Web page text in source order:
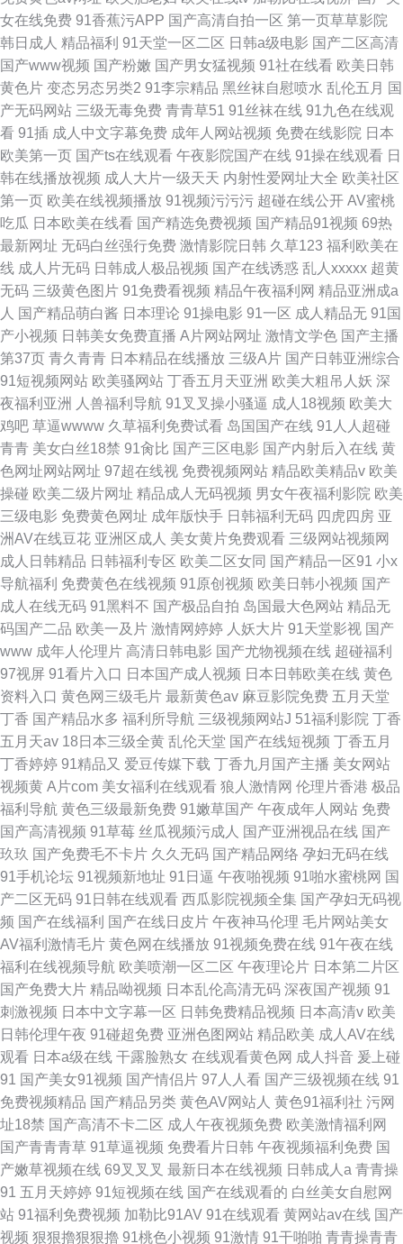
女在线免费 91香蕉污APP 国产高清自拍一区 第一页草草影院
韩日成人 精品福利 91天堂一区二区 日韩a级电影 国产二区高清
国产www视频 国产粉嫩 国产男女猛视频 91社在线看 欧美日韩
黄色片 变态另态另类2 91李宗精品 黑丝袜自慰喷水 乱伦五月 国
产无码网站 三级无毒免费 青青草51 91丝袜在线 91九色在线观
看 91插 成人中文字幕免费 成年人网站视频 免费在线影院 日本
欧美第一页 国产ts在线观看 午夜影院国产在线 91操在线观看 日
韩在线播放视频 成人大片一级天天 内射性爱网址大全 欧美社区
第一页 欧美在线视频播放 91视频污污污 超碰在线公开 AV蜜桃
吃瓜 日本欧美在线看 国产精选免费视频 国产精品91视频 69热
最新网址 无码白丝强行免费 激情影院日韩 久草123 福利欧美在
线 成人片无码 日韩成人极品视频 国产在线诱惑 乱人xxxxx 超黄
无码 三级黄色图片 91免费看视频 精品午夜福利网 精品亚洲成a
人 国产精品萌白酱 日本理论 91操电影 91一区 成人精品无 91国
产小视频 日韩美女免费直播 A片网站网址 激情文学色 国产主播
第37页 青久青青 日本精品在线播放 三级A片 国产日韩亚洲综合
91短视频网站 欧美骚网站 丁香五月天亚洲 欧美大粗吊人妖 深
夜福利亚洲
人兽福利导航 91叉叉操小骚逼 成人18视频 欧美大
鸡吧 草逼wwww 久草福利免费试看 岛国国产在线 91人人超碰
青青 美女白丝18禁 91肏比 国产三区电影 国产内射后入在线 黄
色网址网站网址 97超在线视 免费视频网站 精品欧美精品v 欧美
操碰 欧美二级片网址 精品成人无码视频 男女午夜福利影院 欧美
三级电影 免费黄色网址 成年版快手 日韩福利无码 四虎四房 亚
洲AV在线豆花 亚洲区成人 美女黄片免费观看 三级网站视频网
成人日韩精品 日韩福利专区 欧美二区女同 国产精品一区91 小x
导航福利 免费黄色在线视频 91原创视频 欧美日韩小视频 国产
成人在线无码 91黑料不 国产极品自拍 岛国最大色网站 精品无
码国产二品 欧美一及片 激情网婷婷 人妖大片 91天堂影视 国产
www 成年人伦理片 高清日韩电影 国产尤物视频在线 超碰福利
97视屏 91看片入口 日本国产成人视频 日本日韩欧美在线 黄色
资料入口 黄色网三级毛片 最新黄色av 麻豆影院免费 五月天堂
丁香 国产精品水多 福利所导航 三级视频网站J 51福利影院 丁香
五月天av 18日本三级全黄 乱伦天堂 国产在线短视频 丁香五月
丁香婷婷 91精品又 爱豆传媒下载 丁香九月国产主播 美女网站
视频黄 A片com 美女福利在线观看 狼人激情网 伦理片香港 极品
福利导航 黄色三级最新免费 91嫩草国产 午夜成年人网站 免费
国产高清视频 91草莓 丝瓜视频污成人 国产亚洲视品在线 国产
玖玖 国产免费毛不卡片 久久无码 国产精品网络 孕妇无码在线
91手机论坛 91视频新地址 91日逼 午夜啪视频 91啪水蜜桃网 国
产二区无码 91日韩在线观看 西瓜影院视频全集 国产孕妇无码视
频 国产在线福利 国产在线日皮片 午夜神马伦理 毛片网站美女
AV福利激情毛片 黄色网在线播放 91视频免费在线 91午夜在线
福利在线视频导航 欧美喷潮一区二区 午夜理论片 日本第二片区
国产免费大片 精品呦视频 日本乱伦高清无码 深夜国产视频 91
刺激视频 日本中文字幕一区 日韩免费精品视频 日本高清v 欧美
日韩伦理午夜 91碰超免费 亚洲色图网站 精品欧美 成人AV在线
观看 日本a级在线 干露脸熟女 在线观看黄色网 成人抖音 爰上碰
91 国产美女91视频 国产情侣片 97人人看 国产三级视频在线 91
免费视频精品 国产精品另类 黄色AV网站人 黄色91福利社 污网
址18禁 国产高清不卡二区 成人午夜视频免费 欧美激情福利网
国产青青青草 91草逼视频 免费看片日韩 午夜视频福利免费 国
产嫩草视频在线 69叉叉叉 最新日本在线视频 日韩成人a 青青操
91 五月天婷婷 91短视频在线 国产在线观看的 白丝美女自慰网
站 91福利免费视频 加勒比91AV 91在线观看 黄网站av在线 国产
视频 狠狠擼狠狠擼 91桃色小视频 91激情 91干啪啪 青青操青青